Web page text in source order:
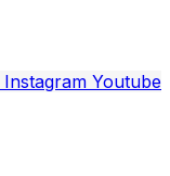
Instagram Youtube